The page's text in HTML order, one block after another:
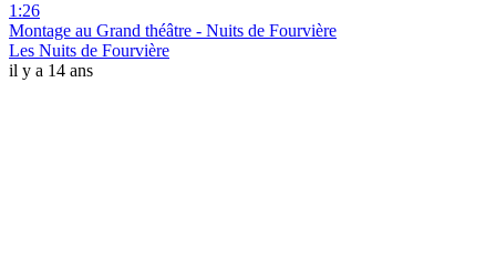
1:26
Montage au Grand théâtre - Nuits de Fourvière
Les Nuits de Fourvière
il y a 14 ans